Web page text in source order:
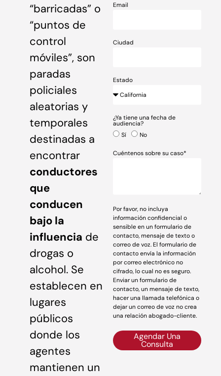
“barricadas” o
“puntos de
control
móviles”, son
paradas
policiales
aleatorias y
temporales
destinadas a
encontrar
conductores
que
conducen
bajo la
influencia de
drogas o
alcohol. Se
establecen en
lugares
públicos
donde los
agentes
mantienen un
Email
Ciudad
Estado
¿Ya tiene una fecha de
audiencia?
Sí
No
Cuéntenos sobre su caso*
Por favor, no incluya
información confidencial o
sensible en un formulario de
contacto, mensaje de texto o
correo de voz. El formulario de
contacto envía la información
por correo electrónico no
cifrado, lo cual no es seguro.
Enviar un formulario de
contacto, un mensaje de texto,
hacer una llamada telefónica o
dejar un correo de voz no crea
una relación abogado-cliente.
Agendar Una
Consulta